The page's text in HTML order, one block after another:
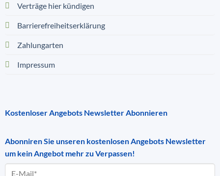
Verträge hier kündigen
Barrierefreiheitserklärung
Zahlungarten
Impressum
Kostenloser Angebots Newsletter Abonnieren
Abonniren Sie unseren kostenlosen Angebots Newsletter
um kein Angebot mehr zu Verpassen!